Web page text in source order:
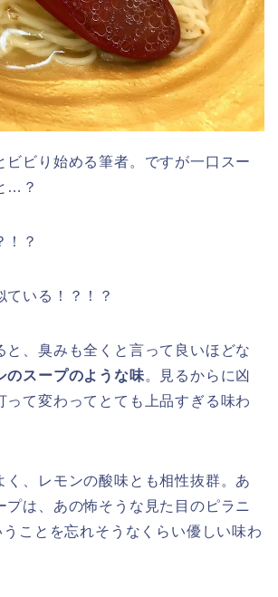
ビビり始める筆者。ですが一口スー
…？
！？
ている！？！？
と、臭みも全くと言って良いほどな
のスープのような味。見るからに凶
って変わってとても上品すぎる味わ
く、レモンの酸味とも相性抜群。あ
プは、あの怖そうな見た目のピラニ
ことを忘れそうなくらい優しい味わ